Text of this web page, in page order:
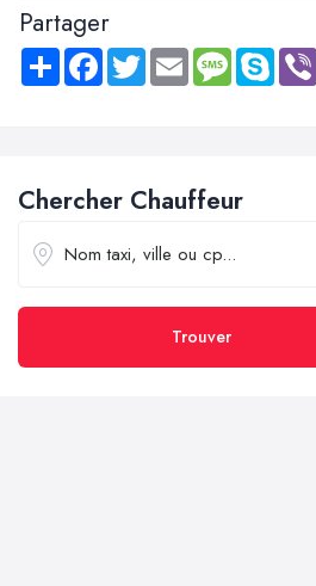
Partager
Share FacebookTwitter Email MessageSkype
Chercher Chauffeur
Trouver